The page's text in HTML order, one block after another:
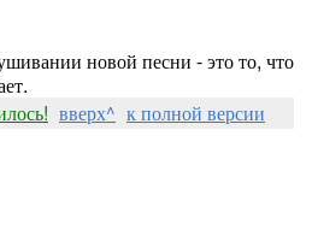
новой песни - это то, что
вверх^ к полной версии